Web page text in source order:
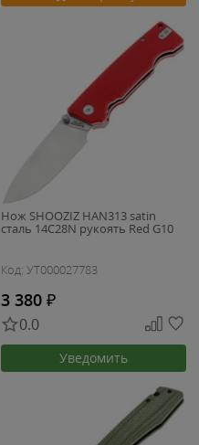
Нож SHOOZIZ HAN313 satin
сталь 14C28N рукоять Red G10
Код: УТ000027783
3 380 ₽
0.0
Уведомить